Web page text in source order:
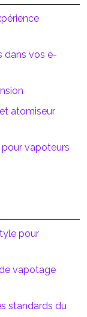
dans vos e-
atomiseur
vapoteurs
pour
vapotage
standards du